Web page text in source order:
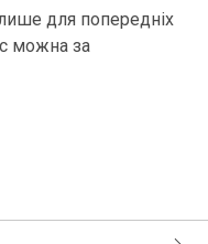
для попередніх
можна за